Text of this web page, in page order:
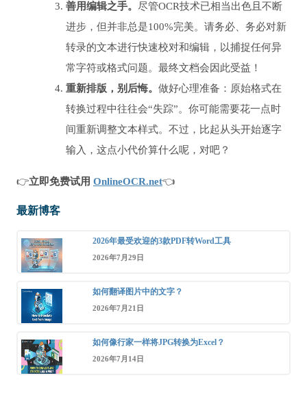
善用编辑之手。 尽管OCR技术已相当出色且不断
进步，但并非总是100%完美。请务必、务必对新
转录的文本进行快速校对和编辑，以捕捉任何异
常字符或格式问题。最终文档会因此受益！
重新排版，别后悔。 做好心理准备：原始格式在
转换过程中往往会“失踪”。你可能需要花一点时
间重新调整文本样式。不过，比起从头开始逐字
输入，这点小代价算什么呢，对吧？
👉立即免费试用 OnlineOCR.net👈
最新博客
2026年最受欢迎的3款PDF转Word工具
2026年7月29日
如何翻译图片中的文字？
2026年7月21日
如何像行家一样将JPG转换为Excel？
2026年7月14日